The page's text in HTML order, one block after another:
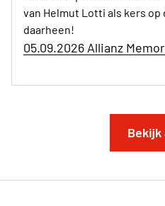
van Helmut Lotti als kers op
daarheen!
05.09.2026 Allianz
Bekijk